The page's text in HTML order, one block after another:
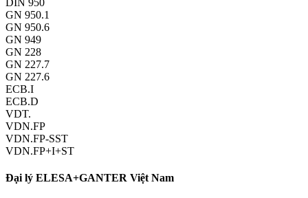
GN 950.1
GN 950.6
GN 949
GN 228
GN 227.7
GN 227.6
ECB.I
ECB.D
VDT.
VDN.FP
VDN.FP-SST
VDN.FP+I+ST
Đại lý ELESA+GANTER Việt Nam